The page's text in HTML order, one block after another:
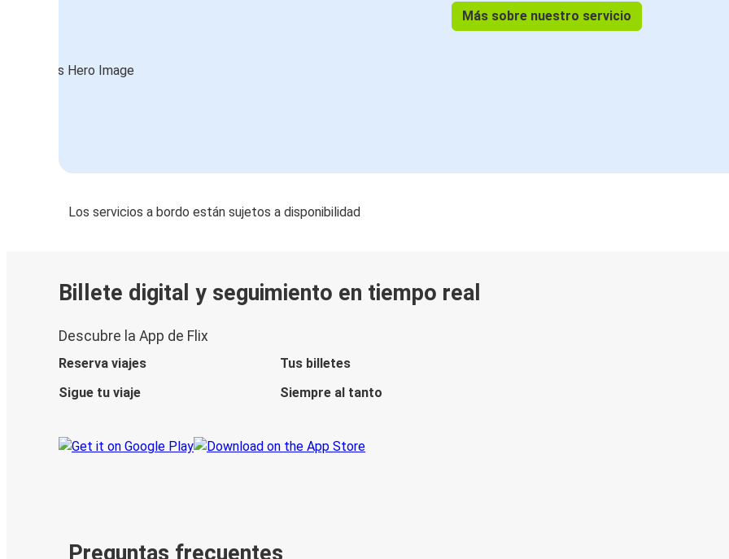
Más sobre nuestro servicio
Los servicios a bordo están sujetos a disponibilidad
Billete digital y seguimiento en tiempo real
Descubre la App de Flix
Reserva viajes
Tus billetes
Sigue tu viaje
Siempre al tanto
Preguntas frecuentes